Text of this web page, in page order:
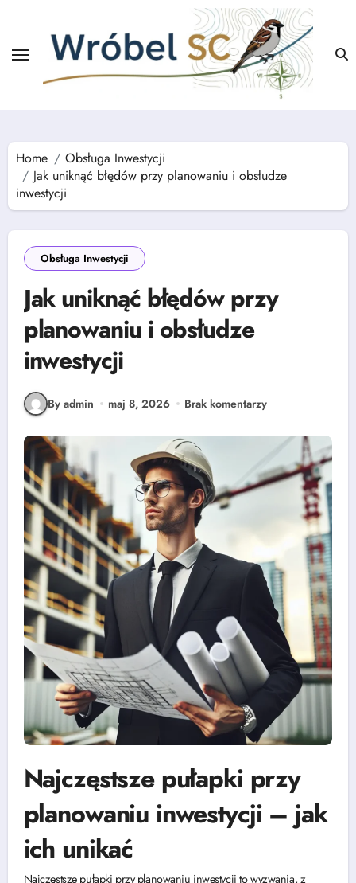
Home
Obsługa Inwestycji
Jak uniknąć błędów przy planowaniu i obsłudze
inwestycji
Obsługa Inwestycji
Jak uniknąć błędów przy
planowaniu i obsłudze
inwestycji
By admin maj 8, 2026 Brak komentarzy
Najczęstsze pułapki przy
planowaniu inwestycji – jak
ich unikać
Najczęstsze pułapki przy planowaniu inwestycji to wyzwania, z